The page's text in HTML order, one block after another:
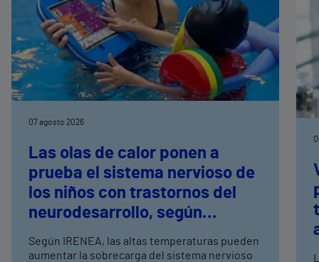
07 agosto 2026
Las olas de calor ponen a
prueba el sistema nervioso de
los niños con trastornos del
neurodesarrollo, según
expertos en
neurorrehabilitación
Según IRENEA, las altas temperaturas pueden
aumentar la sobrecarga del sistema nervioso